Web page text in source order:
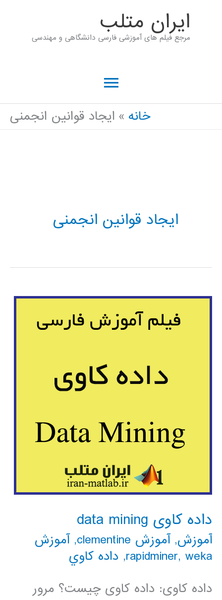
ايران متلب
مرجع فیلم های آموزشی فارسی دانشگاهی و مهندسی
فهرست
اصلی خانه ایجاد قوانین انجمنی
ایجاد قوانین انجمنی
داده کاوی data mining
آموزش,آموزش clementine ,آموزش
rapidminer, weka
, داده كاوي
داده کاوی: داده کاوی چیست؟ مرور